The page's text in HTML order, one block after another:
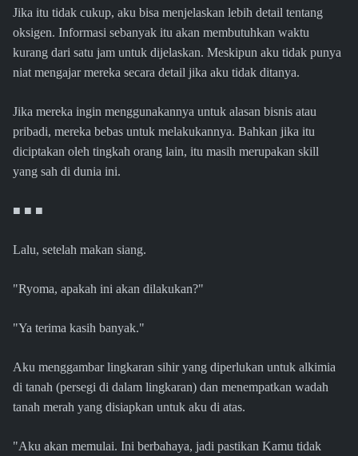
Jika itu tidak cukup, aku bisa menjelaskan lebih detail tentang
oksigen. Informasi sebanyak itu akan membutuhkan waktu
kurang dari satu jam untuk dijelaskan. Meskipun aku tidak punya
niat mengajar mereka secara detail jika aku tidak ditanya.
Jika mereka ingin menggunakannya untuk alasan bisnis atau
pribadi, mereka bebas untuk melakukannya. Bahkan jika itu
diciptakan oleh tingkah orang lain, itu masih merupakan skill
yang sah di dunia ini.
■ ■ ■
Lalu, setelah makan siang.
"Ryoma, apakah ini akan dilakukan?"
"Ya terima kasih banyak."
Aku menggambar lingkaran sihir yang diperlukan untuk alkimia
di tanah (persegi di dalam lingkaran) dan menempatkan wadah
tanah merah yang disiapkan untuk aku di atas.
"Aku akan memulai. Ini berbahaya, jadi pastikan Kamu tidak